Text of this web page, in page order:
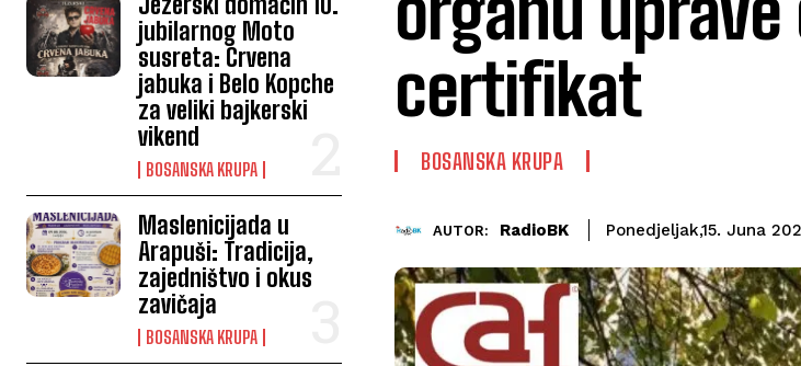
jubilarnog Moto
susreta: Crvena
jabuka i Belo Kopche
za veliki bajkerski
vikend
BOSANSKA KRUPA
Maslenicijada u
Arapuši: Tradicija,
zajedništvo i okus
zavičaja
BOSANSKA KRUPA
certifikat
BOSANSKA KRUPA
AUTOR: RadioBK Ponedjeljak,15. Juna